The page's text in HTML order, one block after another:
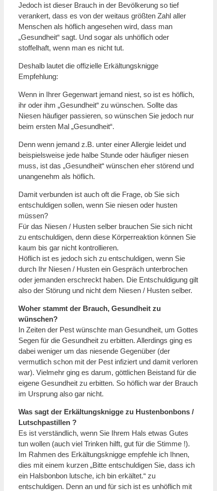
Jedoch ist dieser Brauch in der Bevölkerung so tief
verankert, dass es von der weitaus größten Zahl aller
Menschen als höflich angesehen wird, dass man
„Gesundheit“ sagt. Und sogar als unhöflich oder
stoffelhaft, wenn man es nicht tut.
Deshalb lautet die offizielle Erkältungsknigge
Empfehlung:
Wenn in Ihrer Gegenwart jemand niest, so ist es höflich,
ihr oder ihm „Gesundheit“ zu wünschen. Sollte das
Niesen häufiger passieren, so wünschen Sie jedoch nur
beim ersten Mal „Gesundheit“.
Denn wenn jemand z.B. unter einer Allergie leidet und
beispielsweise jede halbe Stunde oder häufiger niesen
muss, ist das „Gesundheit“ wünschen eher störend und
unangenehm als höflich.
Damit verbunden ist auch oft die Frage, ob Sie sich
entschuldigen sollen, wenn Sie niesen oder husten
müssen?
Für das Niesen / Husten selber brauchen Sie sich nicht
zu entschuldigen, denn diese Körperreaktion können Sie
kaum bis gar nicht kontrollieren.
Höflich ist es jedoch sich zu entschuldigen, wenn Sie
durch Ihr Niesen / Husten ein Gespräch unterbrochen
oder jemanden erschreckt haben. Die Entschuldigung gilt
also der Störung und nicht dem Niesen / Husten selber.
Woher stammt der Brauch, Gesundheit zu
wünschen?
In Zeiten der Pest wünschte man Gesundheit, um Gottes
Segen für die Gesundheit zu erbitten. Allerdings ging es
dabei weniger um das niesende Gegenüber (der
vermutlich schon mit der Pest infiziert und damit verloren
war). Vielmehr ging es darum, göttlichen Beistand für die
eigene Gesundheit zu erbitten. So höflich war der Brauch
im Ursprung also gar nicht.
Was sagt der Erkältungsknigge zu Hustenbonbons /
Lutschpastillen ?
Es ist verständlich, wenn Sie Ihrem Hals etwas Gutes
tun wollen (auch viel Trinken hilft, gut für die Stimme !).
Im Rahmen des Erkältungsknigge empfehle ich Ihnen,
dies mit einem kurzen „Bitte entschuldigen Sie, dass ich
ein Halsbonbon lutsche, ich bin erkältet.“ zu
entschuldigen. Denn an und für sich ist es unhöflich mit